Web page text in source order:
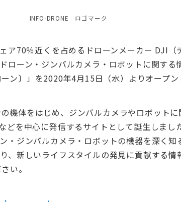
INFO-DRONE ロゴマーク
ア70％近くを占めるドローンメーカー DJI（
ローン・ジンバルカメラ・ロボットに関する
ーン〕」を2020年4月15日（水）よりオープ
の機体をはじめ、ジンバルカメラやロボット
どを中心に発信するサイトとして誕生しまし
・ジンバルカメラ・ロボットの機器を深く知
、新しいライフスタイルの発見に貢献する情
い。